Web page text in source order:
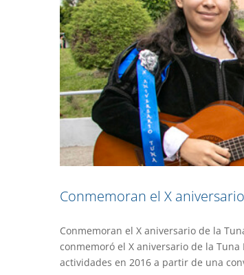
Conmemoran el X
Conmemoran el X aniversario de la
conmemoró el X aniversario de la
actividades en 2016 a partir de una
Difusión de